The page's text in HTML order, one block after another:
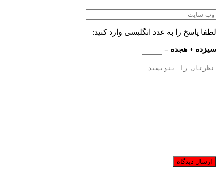
لطفا پاسخ را به عدد انگلیسی وارد کنید:
سیزده + هجده =